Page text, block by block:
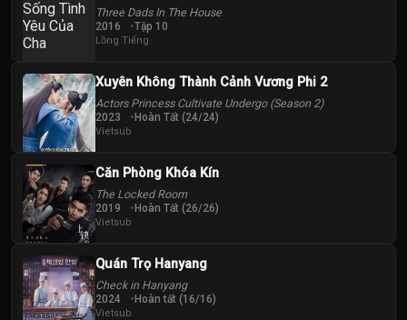
Three Dads In The House
2016 Tập 10
Lồng Tiếng
Xuyên Không Thành Cảnh Vương Phi 2
Actors Princess Cultivate Undergo (Season 2)
2023 Hoàn Tất (24/24)
Vietsub
Căn Phòng Khóa Kín
The Locked Room
2019 Hoàn Tất (26/26)
Vietsub
Quán Trọ Hanyang
Check in Hanyang
2024 Hoàn tất (16/16)
Vietsub